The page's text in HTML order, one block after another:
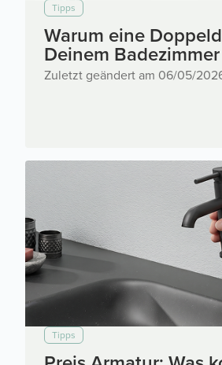
Tipps
Warum eine
Deinem
Zuletzt geändert am 06/05/
Tipps